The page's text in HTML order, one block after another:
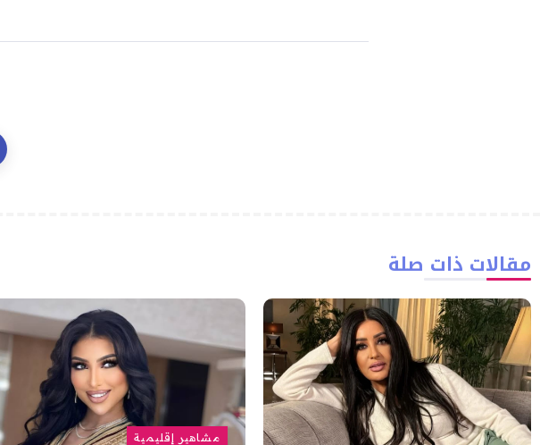
مقالات ذات صلة
مشاهير إقليمية